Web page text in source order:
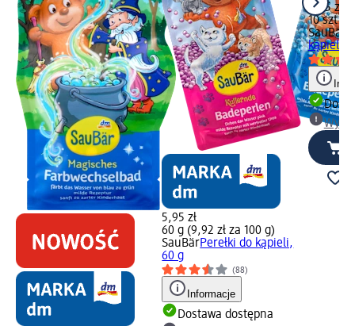
5,95 zł
60 g (9,92 zł za 100 g)
SauBärPerełki do kąpieli,
60 g
(88)
Informacje
Dostawa dostępna
8,45 zł
10 szt.
SauBär
kąpieli,